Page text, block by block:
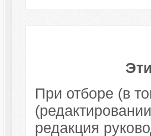
При отборе (в
редакция